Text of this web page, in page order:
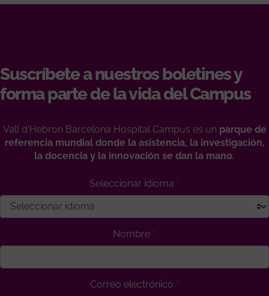
Suscríbete a nuestros boletines y
forma parte de la vida del Campus
Vall d'Hebron Barcelona Hospital Campus es un parque de
referencia mundial donde la asistencia, la investigación,
la docencia y la innovación se dan la mano.
Seleccionar idioma
Nombre
Correo electrónico